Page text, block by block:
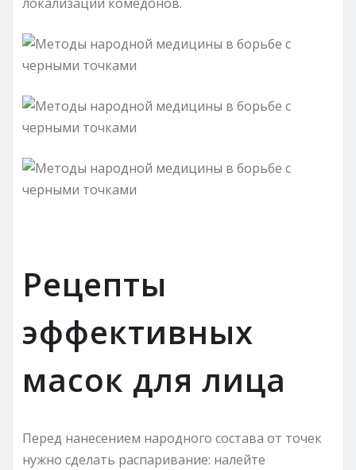
Рецепты
эффективных
масок для лица
Перед нанесением народного состава от точек
нужно сделать распаривание: налейте